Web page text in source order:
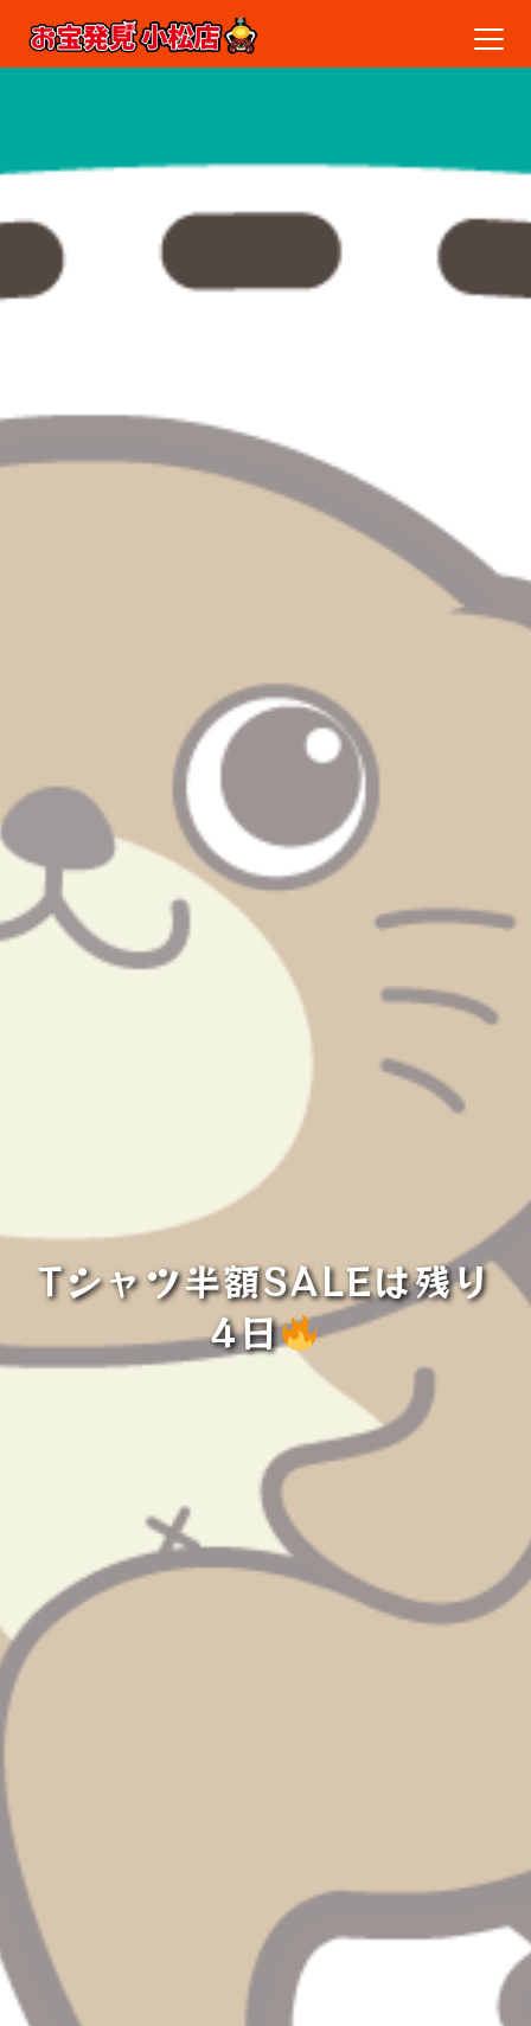
Tシャツ半額SALEは残り
4日